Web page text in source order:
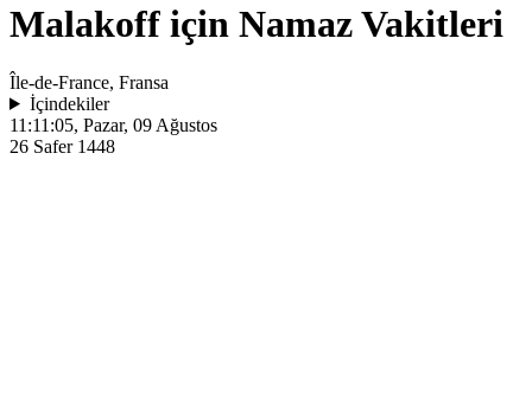
Malakoff için Namaz Vakitleri
Île-de-France, Fransa
İçindekiler
11:11:05, Pazar, 09 Ağustos
26 Safer 1448